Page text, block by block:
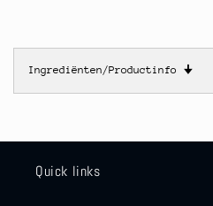
Ingrediënten/Productinfo 🠋
Quick links